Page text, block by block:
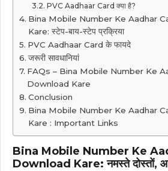
PVC Aadhaar Card क्या है?
Bina Mobile Number Ke Aadhar
Kare: स्टेप-बाय-स्टेप प्रक्रिया
PVC Aadhaar Card के फायदे
जरूरी सावधानियां
FAQs – Bina Mobile Number Ke
Download Kare
Conclusion
Bina Mobile Number Ke Aadhar
Kare : Important Links
Bina Mobile Number Ke
Download Kare: नमस्ते दोस्तों,